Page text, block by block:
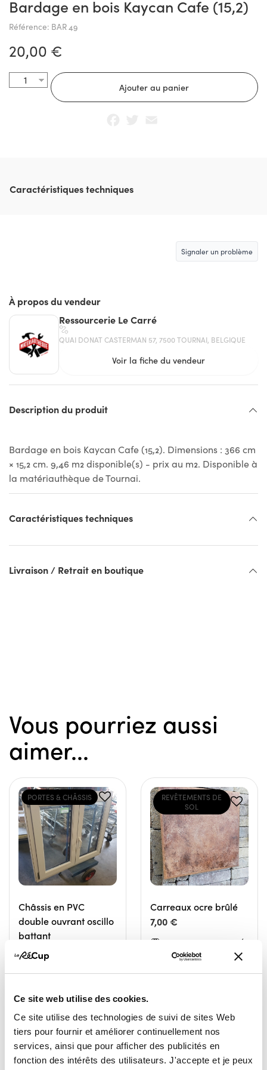
Ce site web utilise des cookies.
Ce site utilise des technologies de suivi de sites Web
tiers pour fournir et améliorer continuellement nos
services, ainsi que pour afficher des publicités en
fonction des intérêts des utilisateurs. J'accepte et je peux
Bardage en bois Kaycan Cafe (15,2)
Référence: BAR 49
20,00 €
Caractéristiques techniques
Signaler un problème
À propos du vendeur
Ressourcerie Le Carré
QUAI DONAT CASTERMAN 57, 7500 TOURNAI, BELGIQUE
Voir la fiche du vendeur
Description du produit
Bardage en bois Kaycan Cafe (15,2). Dimensions : 366 cm
× 15,2 cm. 9,46 m2 disponible(s) - prix au m2. Disponible à
la matériauthèque de Tournai.
Caractéristiques techniques
Livraison / Retrait en boutique
Vous pourriez aussi
aimer...
PORTES & CHÂSSIS
Châssis en PVC
double ouvrant oscillo
battant
60,00 €
RESSOURCERIE LE CARRÉ
REVÊTEMENTS DE
SOL
Carreaux ocre brûlé
7,00 €
RESSOURCERIE LE CARRÉ
TOURNAI